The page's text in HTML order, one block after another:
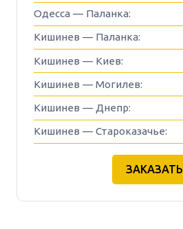
Одесса — Паланка:
Кишинев — Паланка:
Кишинев — Киев:
Кишинев — Могилев:
Кишинев — Днепр:
Кишинев — Староказачье:
ЗАКАЗАТЬ